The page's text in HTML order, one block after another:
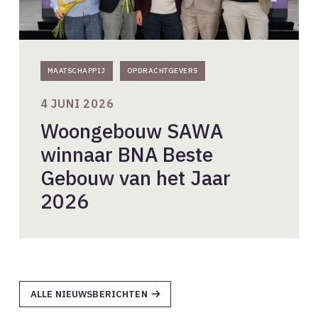
MAATSCHAPPIJ OPDRACHTGEVERS
Woongebouw SAWA
winnaar BNA Beste
Gebouw van het Jaar
2026
4 JUNI 2026
ALLE NIEUWSBERICHTEN